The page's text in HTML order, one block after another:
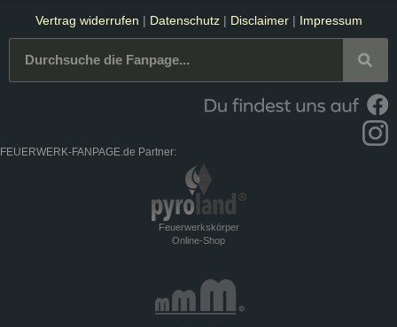
Vertrag widerrufen | Datenschutz| Disclaimer| Impressum
FEUERWERK-FANPAGE.de Partner:
Feuerwerkskörper
Online-Shop